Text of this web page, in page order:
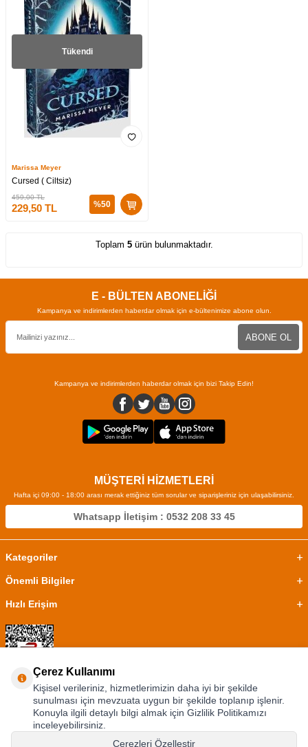
Tükendi
Marissa Meyer
Cursed ( Ciltsiz)
459,00TL
229,50 TL %50
Toplam 5ürün bulunmaktadır.
E - BÜLTEN ABONELİĞİ
Kampanya ve indirimlerden haberdar olmak için e-bültenimize abone olun.
ABONE OL
Kampanya ve indirimlerden haberdar olmak için bizi Takip Edin!
MÜŞTERİ HİZMETLERİ
Hafta içi 09:00 - 18:00 arası merak ettiğiniz tüm sorular ve siparişleriniz için ulaşabilirsiniz.
Whatsapp İletişim : 0532 208 33 45
Kategoriler
Önemli Bilgiler
Hızlı Erişim
Çerez Kullanımı
Kişisel verileriniz, hizmetlerimizin daha iyi bir şekilde
sunulması için mevzuata uygun bir şekilde toplanıp işlenir.
Konuyla ilgili detaylı bilgi almak için Gizlilik Politikamızı
inceleyebilirsiniz.
Çerezleri Özelleştir